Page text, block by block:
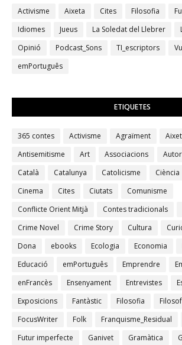
Activisme Aixeta Cites Filosofia
Idiomes
Jueus La Soledat del Llebrer
Opinió
Podcast_Sons TI_escriptors
emPortuguês
ETIQUETES
365 contes Activisme Agraïment
Antisemitisme
Art Associacions
Català
Catalunya Catolicisme Ciència
Cinema
Cites Ciutats
Comunisme
Conflicte Orient Mitjà
Contes tradicionals
Crime Novel
Crime Story Cultura
Dona
ebooks Ecologia Economia
Educació
emPortuguês Emprendre
enFrancès
Ensenyament Entrevistes
Exposicions
Fantàstic Filosofia
FocusWriter
Folk Franquisme_Residual
Futur imperfecte
Ganivet Gramàtica